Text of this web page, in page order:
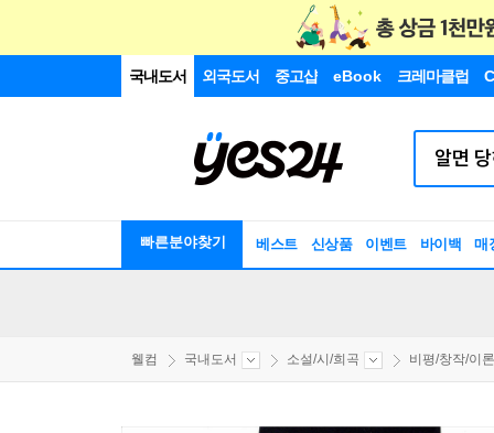
국내도서 외국도서 중고샵 eBook 크레마클럽
빠른분야찾기 베스트 신상품 이벤트 바이백 매
웰컴 국내도서 소설/시/희곡 비평/창작/이론